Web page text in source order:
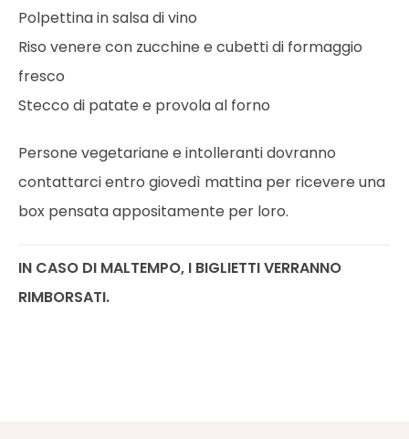
Polpettina in salsa di vino
Riso venere con zucchine e cubetti di formaggio
fresco
Stecco di patate e provola al forno
Persone vegetariane e intolleranti dovranno
contattarci entro giovedì mattina per ricevere una
box pensata appositamente per loro.
IN CASO DI MALTEMPO, I BIGLIETTI VERRANNO
RIMBORSATI.